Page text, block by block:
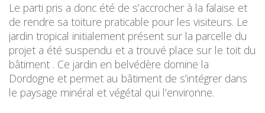
Le parti pris a donc été de s’accrocher à la falaise et
de rendre sa toiture praticable pour les visiteurs. Le
jardin tropical initialement présent sur la parcelle du
projet a été suspendu et a trouvé place sur le toit du
bâtiment . Ce jardin en belvédère domine la
Dordogne et permet au bâtiment de s’intégrer dans
le paysage minéral et végétal qui l’environne.